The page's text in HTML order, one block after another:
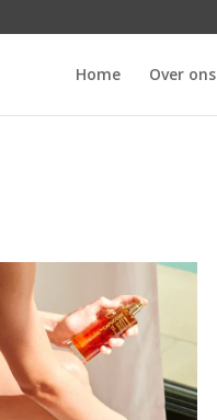
Home Over ons